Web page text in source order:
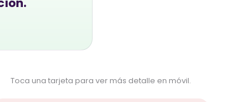
Toca una tarjeta para ver más detalle en móvil.